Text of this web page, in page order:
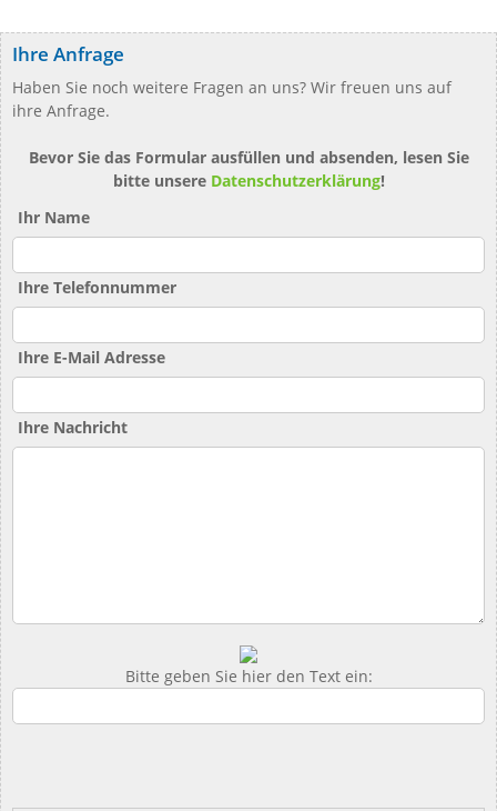
Ihre Anfrage
Haben Sie noch weitere Fragen an uns? Wir freuen uns auf
ihre Anfrage.
Bevor Sie das Formular ausfüllen und absenden, lesen Sie
bitte unsere Datenschutzerklärung!
Ihr Name
Ihre Telefonnummer
Ihre E-Mail Adresse
Ihre Nachricht
Bitte geben Sie hier den Text ein: